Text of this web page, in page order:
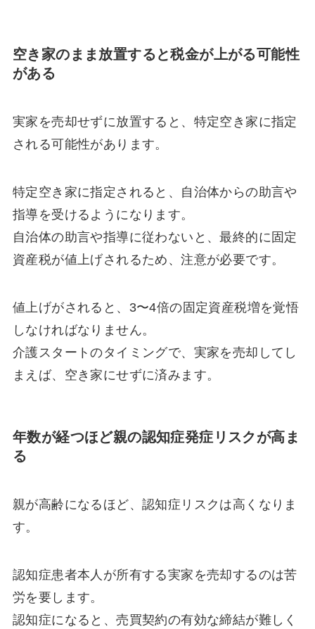
空き家のまま放置すると税金が上がる可能性
がある
実家を売却せずに放置すると、特定空き家に指定
される可能性があります。
特定空き家に指定されると、自治体からの助言や
指導を受けるようになります。
自治体の助言や指導に従わないと、最終的に固定
資産税が値上げされるため、注意が必要です。
値上げがされると、3〜4倍の固定資産税増を覚悟
しなければなりません。
介護スタートのタイミングで、実家を売却してし
まえば、空き家にせずに済みます。
年数が経つほど親の認知症発症リスクが高ま
る
親が高齢になるほど、認知症リスクは高くなりま
す。
認知症患者本人が所有する実家を売却するのは苦
労を要します。
認知症になると、売買契約の有効な締結が難しく